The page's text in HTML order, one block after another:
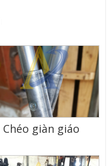
Chéo giàn giáo